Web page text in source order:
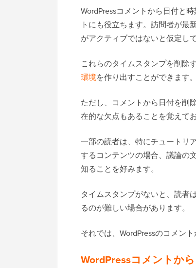
WordPressコメントから日付と
トにも役立ちます。訪問者が最
がアクティブではないと仮定し
これらのタイムスタンプを削除
環境を作り出すことができます。
ただし、コメントから日付を削
在的な欠点もあることを覚えて
一部の読者は、特にチュートリ
するコンテンツの場合、議論の
知ることを好みます。
タイムスタンプがないと、読者
るのが難しい場合があります。
それでは、WordPressのコメン
WordPressコメントか